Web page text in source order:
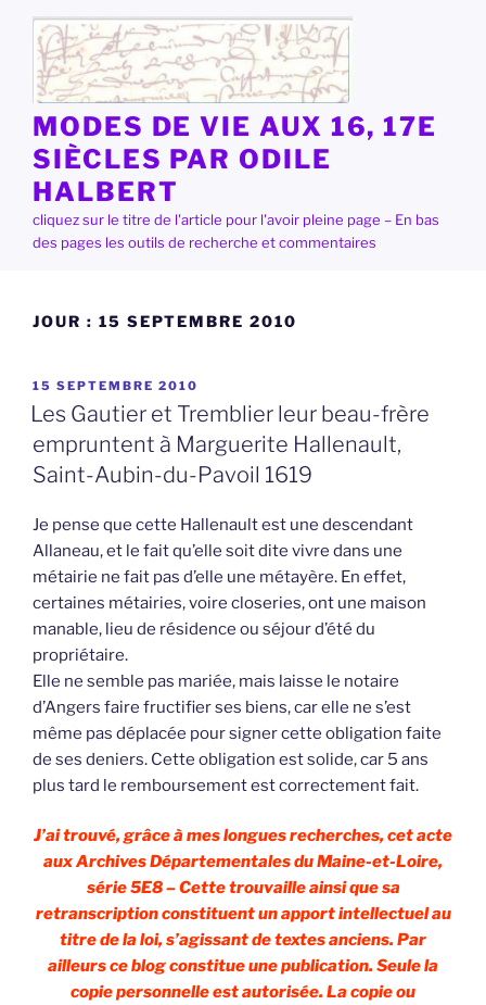
contenu
principal
MODES DE VIE AUX 16, 17E
SIÈCLES PAR ODILE
HALBERT
cliquez sur le titre de l'article pour l'avoir pleine page – En bas
des pages les outils de recherche et commentaires
JOUR : 15 SEPTEMBRE 2010
PUBLIÉ
LE
15 SEPTEMBRE 2010
Les Gautier et Tremblier leur beau-frère
empruntent à Marguerite Hallenault,
Saint-Aubin-du-Pavoil 1619
Je pense que cette Hallenault est une descendant
Allaneau, et le fait qu’elle soit dite vivre dans une
métairie ne fait pas d’elle une métayère. En effet,
certaines métairies, voire closeries, ont une maison
manable, lieu de résidence ou séjour d’été du
propriétaire.
Elle ne semble pas mariée, mais laisse le notaire
d’Angers faire fructifier ses biens, car elle ne s’est
même pas déplacée pour signer cette obligation faite
de ses deniers. Cette obligation est solide, car 5 ans
plus tard le remboursement est correctement fait.
J’ai trouvé, grâce à mes longues recherches, cet acte
aux Archives Départementales du Maine-et-Loire,
série 5E8 – Cette trouvaille ainsi que sa
retranscription constituent un apport intellectuel au
titre de la loi, s’agissant de textes anciens. Par
ailleurs ce blog constitue une publication. Seule la
copie personnelle est autorisée. La copie ou